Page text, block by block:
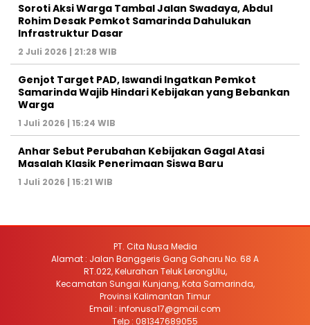
Soroti Aksi Warga Tambal Jalan Swadaya, Abdul
Rohim Desak Pemkot Samarinda Dahulukan
Infrastruktur Dasar
2 Juli 2026 | 21:28 WIB
Genjot Target PAD, Iswandi Ingatkan Pemkot
Samarinda Wajib Hindari Kebijakan yang Bebankan
Warga
1 Juli 2026 | 15:24 WIB
Anhar Sebut Perubahan Kebijakan Gagal Atasi
Masalah Klasik Penerimaan Siswa Baru
1 Juli 2026 | 15:21 WIB
PT. Cita Nusa Media
Alamat : Jalan Banggeris Gang Gaharu No. 68 A
RT.022, Kelurahan Teluk LerongUlu,
Kecamatan Sungai Kunjang, Kota Samarinda,
Provinsi Kalimantan Timur
Email : infonusa17@gmail.com
Telp : 081347689055